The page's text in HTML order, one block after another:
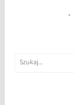
Szukaj